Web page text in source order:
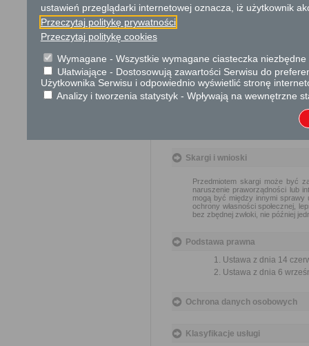
Informacja publiczna
Urząd lub organ informuje
Tryb odwoławczy
W przypadku decyzji o
udostępnienie informacji
terminie 14 dni od dnia
Skargi i wnioski
Przedmiotem skargi może być
naruszenie praworządności lub
mogą być między innymi sprawy
ochrony własności społecznej,
bez zbędnej zwłoki, nie później
Podstawa prawna
Ustawa z dnia 14
Ustawa z dnia 6
Ochrona danych osobowych
Klasyfikacje usługi
ustawień przeglądarki internetowej oznacza, iż użytkownik
Przeczytaj politykę prywatności
Przeczytaj politykę cookies
Wymagane - Wszystkie wymagane ciasteczka
Ułatwiające - Dostosowują zawartości Serwisu do
Użytkownika Serwisu i odpowiednio wyświetlić stronę
Analizy i tworzenia statystyk - Wpływają na wewnętrzne